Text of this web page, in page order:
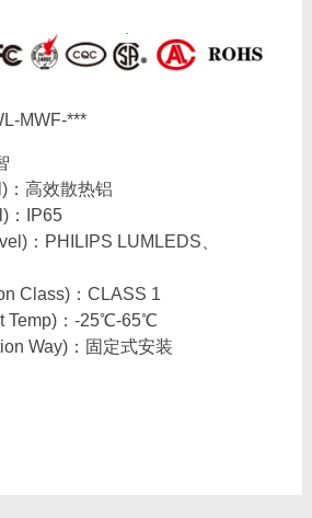
MWF-***
：高效散热铝
：IP65
：PHILIPS LUMLEDS、
Class)：CLASS 1
Temp)：-25℃-65℃
Way)：固定式安装